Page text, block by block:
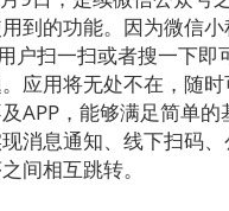
到的功能。因为微信
户扫一扫或者搜一下
应用将无处不在，随
APP，能够满足简单
消息通知、线下扫码
间相互跳转。